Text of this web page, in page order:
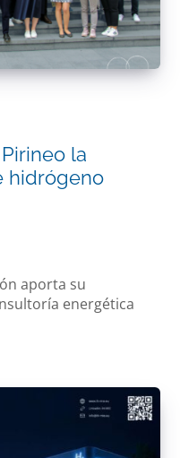
la
hidrógeno
aporta su
energética